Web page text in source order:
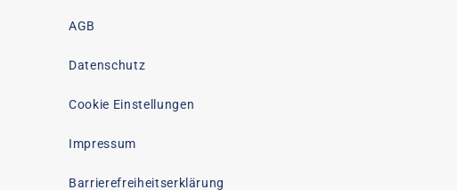
AGB
Datenschutz
Cookie Einstellungen
Impressum
Barrierefreiheitserklärung